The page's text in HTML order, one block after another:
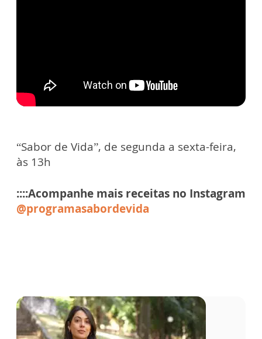
“Sabor de Vida”, de segunda a sexta-feira,
às 13h
::::Acompanhe mais receitas no Instagram
@programasabordevida